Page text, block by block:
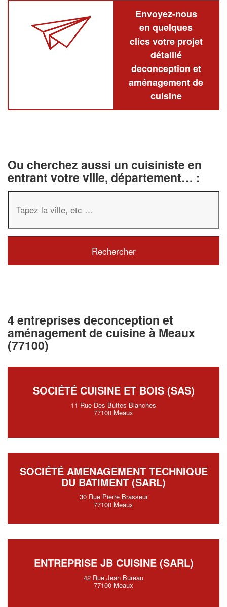
Envoyez-nous
en quelques
clics votre projet
détaillé
deconception et
aménagement de
cuisine
Ou cherchez aussi un cuisiniste en
entrant votre ville, département… :
4 entreprises deconception et
aménagement de cuisine à Meaux
(77100)
SOCIÉTÉ CUISINE ET BOIS (SAS)
11 Rue Des Buttes Blanches
77100 Meaux
SOCIÉTÉ AMENAGEMENT TECHNIQUE
DU BATIMENT (SARL)
30 Rue Pierre Brasseur
77100 Meaux
ENTREPRISE JB CUISINE (SARL)
42 Rue Jean Bureau
77100 Meaux